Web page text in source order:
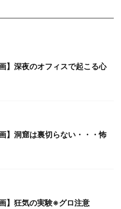
画】深夜のオフィスで起こる心
画】洞窟は裏切らない・・・怖
画】狂気の実験※グロ注意